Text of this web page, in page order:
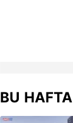
BU HAFTA